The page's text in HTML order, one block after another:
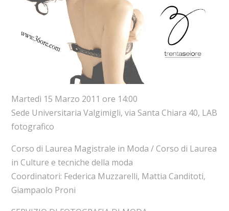
Martedì 15 Marzo 2011 ore 14:00
Sede Universitaria Valgimigli, via Santa Chiara 40, LAB
fotografico
Corso di Laurea Magistrale in Moda / Corso di Laurea
in Culture e tecniche della moda
Coordinatori: Federica Muzzarelli, Mattia Canditoti,
Giampaolo Proni